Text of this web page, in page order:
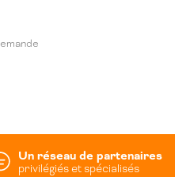
Un réseau de partenaires
privilégiés et spécialisés